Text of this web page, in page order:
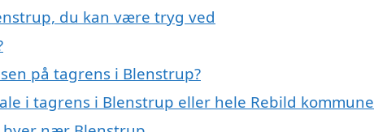
du kan være tryg ved
på tagrens i Blenstrup?
i tagrens i Blenstrup eller hele Rebild kommune